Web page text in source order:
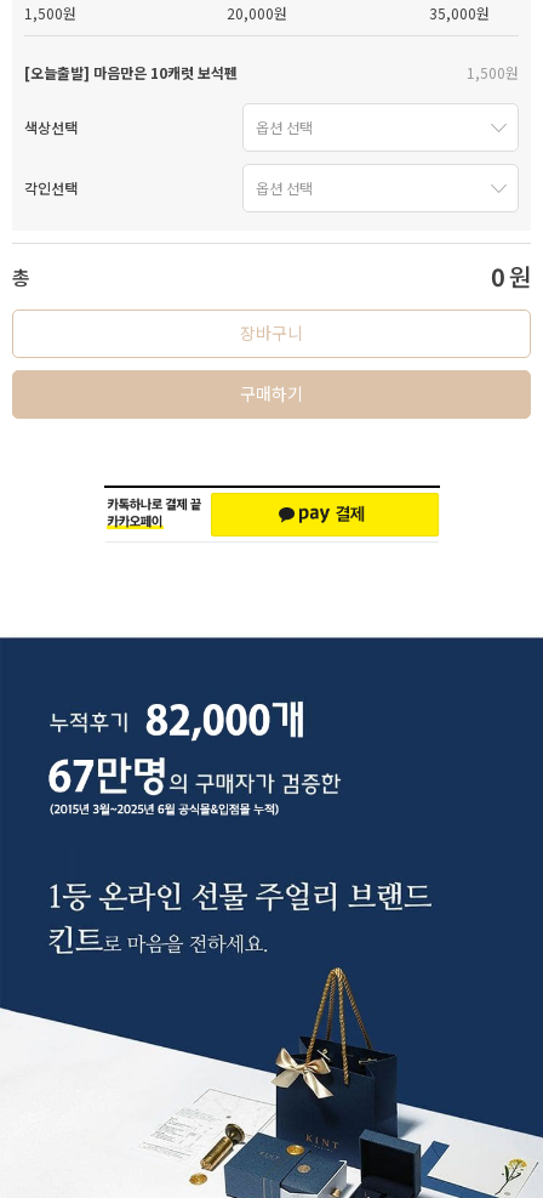
1,500원 20,000원 35,000원
[오늘출발] 마음만은 10캐럿 보석펜 1,500원
색상선택
각인선택
총 0원
장바구니
구매하기